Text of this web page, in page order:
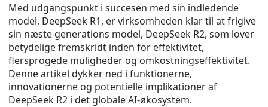
Med udgangspunkt i succesen med sin indledende
model, DeepSeek R1, er virksomheden klar til at frigive
sin næste generations model, DeepSeek R2, som lover
betydelige fremskridt inden for effektivitet,
flersprogede muligheder og omkostningseffektivitet.
Denne artikel dykker ned i funktionerne,
innovationerne og potentielle implikationer af
DeepSeek R2 i det globale AI-økosystem.